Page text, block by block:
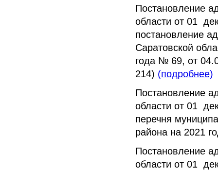
Постановление
области от 01
постановление
Саратовской
года № 69, от
214) (подробнее)
Постановление
области от 01
перечня
района на 2021
Постановление
области от 01